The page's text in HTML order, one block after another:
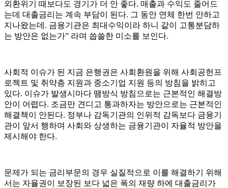
외환위기 때보다도 경기가 더 안 좋다. 매출과 수익도 줄어드
는데 대출금리는 계속 부담이 된다. 그 동안 연체 한번 안하고
지나왔는데. 금융기관은 최대수익이라 하니 같이 고통분담하
는 방안은 없는가” 라며 씁쓸한 미소를 보인다.
사회적 이슈가 된 지금 은행권은 사회환원을 위해 사회공헌프
로젝트 및 취약층 지원과 중소기업 지원 등의 방침을 밝히고
있다. 이슈가 발생시마다 땜방식 방침으로는 근본적인 해결방
안이 어렵다. 조금만 견디고 통과하자는 방안으로는 근본적인
해결책이 안된다. 정부나 감독기관의 인위적 감독보다 금융기
관이 앞서 행하며 사회와 상생하는 금융기관이 자율적 방안을
제시해야 한다.
문제가 되는 금리부문의 경우 실질적으로 이를 해결하기 위해
서는 자율권이 보장된 보다 넓은 폭의 재량 하에 대출금리가